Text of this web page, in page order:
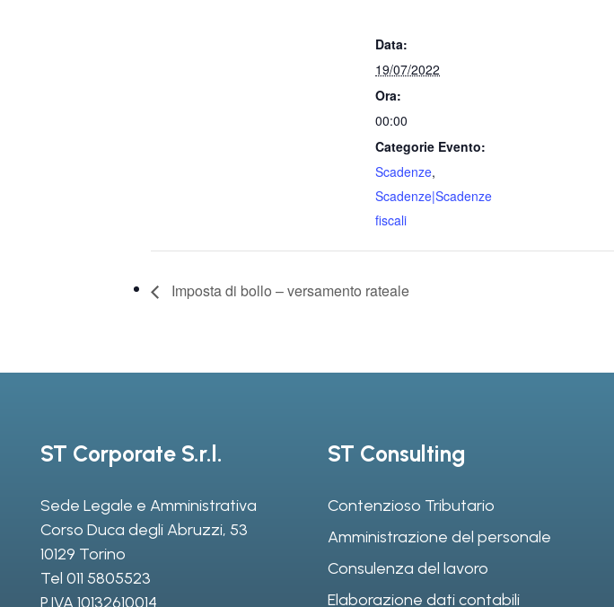
Data:
19/07/2022
Ora:
00:00
Categorie Evento:
Scadenze,
Scadenze|Scadenze
fiscali
Imposta di bollo – versamento rateale
ST Corporate S.r.l.
Sede Legale e Amministrativa
Corso Duca degli Abruzzi, 53
10129 Torino
Tel 011 5805523
P.IVA 10132610014
ST Consulting
Contenzioso Tributario
Amministrazione del personale
Consulenza del lavoro
Elaborazione dati contabili